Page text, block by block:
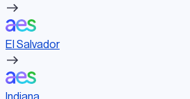
El Salvador
El Salvador
Indiana